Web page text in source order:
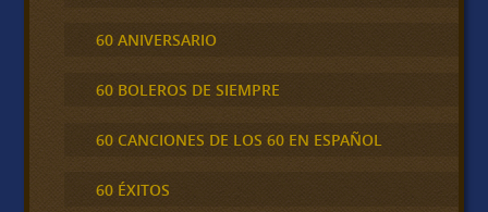
60 ANIVERSARIO
60 BOLEROS DE SIEMPRE
60 CANCIONES DE LOS 60 EN ESPAÑOL
60 ÉXITOS